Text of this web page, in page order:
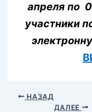
апреля по
участники
НАЗАД
ДАЛЕЕ